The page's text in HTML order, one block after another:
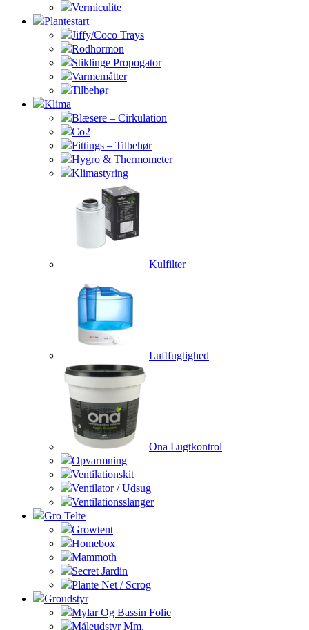
Vermiculite
Plantestart
Jiffy/Coco Trays
Rodhormon
Stiklinge Propogator
Varmemåtter
Tilbehør
Klima
Blæsere – Cirkulation
Co2
Fittings – Tilbehør
Hygro & Thermometer
Klimastyring
Kulfilter
Luftfugtighed
Ona Lugtkontrol
Opvarmning
Ventilationskit
Ventilator / Udsug
Ventilationsslanger
Gro Telte
Growtent
Homebox
Mammoth
Secret Jardin
Plante Net / Scrog
Groudstyr
Mylar Og Bassin Folie
Måleudstyr Mm.